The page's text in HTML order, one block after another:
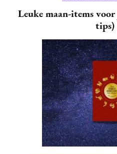
Leuke maan-items
tips)